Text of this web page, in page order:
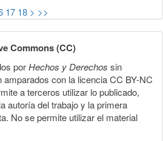
17 18 > >>
Commons (CC)
porHechos y Derechos sin
con la licencia CC BY-NC
a terceros utilizar lo publicado,
autoría del trabajo y la primera
No se permite utilizar el material